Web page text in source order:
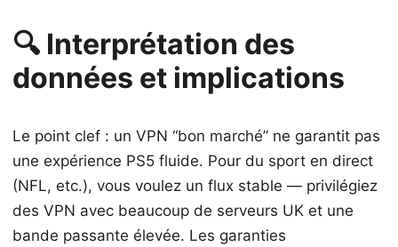
🔍 Interprétation des
données et implications
Le point clef : un VPN “bon marché” ne garantit pas
une expérience PS5 fluide. Pour du sport en direct
(NFL, etc.), vous voulez un flux stable — privilégiez
des VPN avec beaucoup de serveurs UK et une
bande passante élevée. Les garanties